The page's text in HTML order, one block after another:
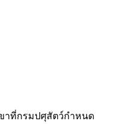
าที่กรมปศุสัตว์กำหนด